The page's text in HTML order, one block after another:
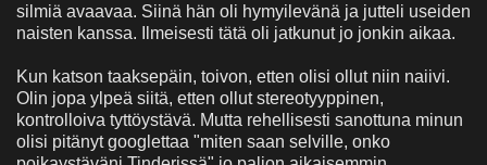
silmiä avaavaa. Siinä hän oli hymyilevänä ja jutteli useiden
naisten kanssa. Ilmeisesti tätä oli jatkunut jo jonkin aikaa.
Kun katson taaksepäin, toivon, etten olisi ollut niin naiivi.
Olin jopa ylpeä siitä, etten ollut stereotyyppinen,
kontrolloiva tyttöystävä. Mutta rehellisesti sanottuna minun
olisi pitänyt googlettaa "miten saan selville, onko